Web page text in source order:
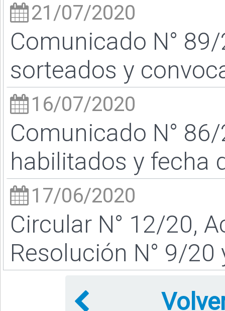
21/07/2020
Comunicado N°
sorteados y
16/07/2020
Comunicado N°
habilitados y fecha
17/06/2020
Circular N° 12/20,
Resolución N° 9/